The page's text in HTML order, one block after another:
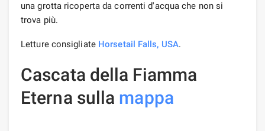
una grotta ricoperta da correnti d'acqua che non si
trova più.
Letture consigliate Horsetail Falls, USA.
Cascata della Fiamma
Eterna sulla mappa